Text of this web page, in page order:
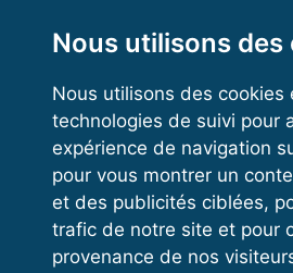
Nous utilisons des
Nous utilisons des cookies
technologies de suivi pour
expérience de navigation
pour vous montrer un
et des publicités ciblées,
trafic de notre site et pour
provenance de nos
Kettlebell
VOS
Espace
Espace
Trouver un